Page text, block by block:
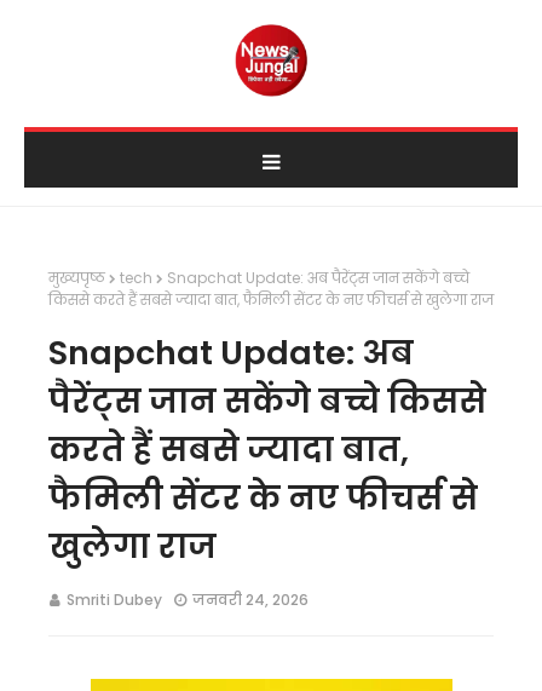
मुख्यपृष्ठ tech
Snapchat Update: अब पैरेंट्स जान सकेंगे बच्चे
किससे करते हैं सबसे ज्यादा बात, फैमिली सेंटर के नए फीचर्स से खुलेगा राज
Snapchat Update: अब
पैरेंट्स जान सकेंगे बच्चे किससे
करते हैं सबसे ज्यादा बात,
फैमिली सेंटर के नए फीचर्स से
खुलेगा राज
Smriti Dubey जनवरी 24, 2026